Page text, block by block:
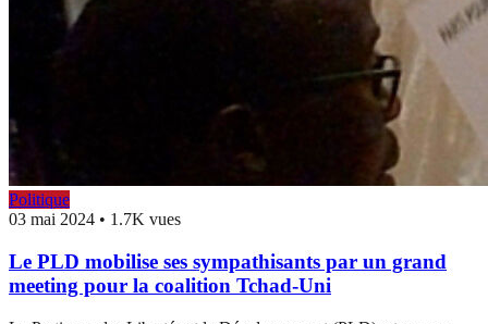
Politique
03 mai 2024 • 1.7K vues
Le PLD mobilise ses sympathisants par un grand
meeting pour la coalition Tchad-Uni